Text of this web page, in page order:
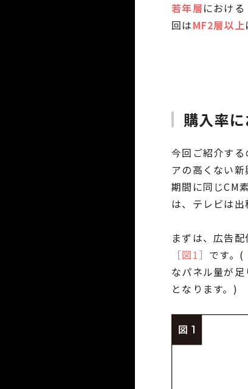
若年層における
回はMF2層以上
購入率
今回ご紹介す
アの高くない
期間に同じCM
は、テレビは
まずは、広告
［図1］ です。(
なパネル量が足
となります。)